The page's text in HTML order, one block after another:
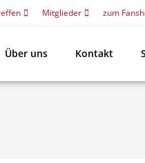
Mitglieder zum
Über uns Kontakt